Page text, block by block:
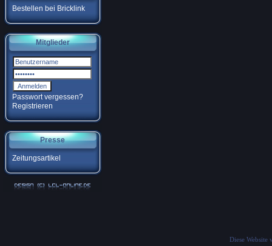
Bestellen bei Bricklink
Mitglieder
Passwort vergessen?
Registrieren
Presse
Zeitungsartikel
Diese Website